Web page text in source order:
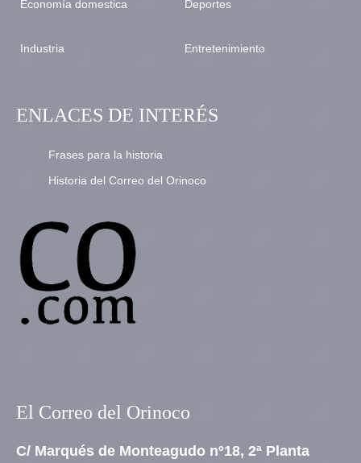
Economía domestica
Industria
Deportes
Entretenimiento
ENLACES DE INTERÉS
Frases para la historia
Historia del Correo del Orinoco
El Correo del Orinoco
C/ Marqués de Monteagudo nº18, 2ª Planta